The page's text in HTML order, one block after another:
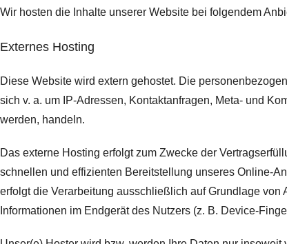
Wir hosten die Inhalte unserer Website bei folgendem
Externes Hosting
Diese Website wird extern gehostet. Die
sich v. a. um IP-Adressen, Kontaktanfragen, Meta- und
werden, handeln.
Das externe Hosting erfolgt zum Zwecke der
schnellen und effizienten Bereitstellung unseres Online-
erfolgt die Verarbeitung ausschließlich auf Grundlage
Informationen im Endgerät des Nutzers (z. B. Device-